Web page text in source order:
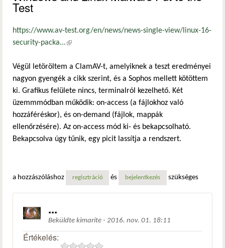
Test
https://www.av-test.org/en/news/news-single-view/linux-16-
security-packa...(külső hivatkozás)
Végül letöröltem a ClamAV-t, amelyiknek a teszt eredményei
nagyon gyengék a cikk szerint, és a Sophos mellett kötöttem
ki. Grafikus felülete nincs, terminalról kezelhető. Két
üzemmmódban működik: on-access (a fájlokhoz való
hozzáféréskor), és on-demand (fájlok, mappák
ellenőrzésére). Az on-access mód ki- és bekapcsolható.
Bekapcsolva úgy tűnik, egy picit lassítja a rendszert.
a hozzászóláshoz regisztráció és bejelentkezés szükséges
...
Beküldte kimarite - 2016. nov. 01. 18:11
Értékelés: